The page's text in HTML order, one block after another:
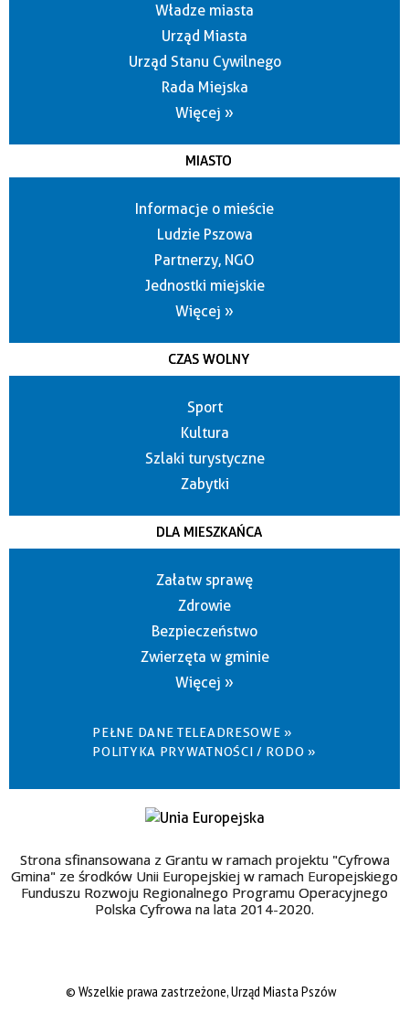
Władze miasta
Urząd Miasta
Urząd Stanu Cywilnego
Rada Miejska
Więcej »
MIASTO
Informacje o mieście
Ludzie Pszowa
Partnerzy, NGO
Jednostki miejskie
Więcej »
CZAS WOLNY
Sport
Kultura
Szlaki turystyczne
Zabytki
DLA MIESZKAŃCA
Załatw sprawę
Zdrowie
Bezpieczeństwo
Zwierzęta w gminie
Więcej »
PEŁNE DANE TELEADRESOWE »
POLITYKA PRYWATNOŚCI / RODO »
Strona sfinansowana z Grantu w ramach projektu "Cyfrowa
Gmina" ze środków Unii Europejskiej w ramach Europejskiego
Funduszu Rozwoju Regionalnego Programu Operacyjnego
Polska Cyfrowa na lata 2014-2020.
© Wszelkie prawa zastrzeżone, Urząd Miasta Pszów